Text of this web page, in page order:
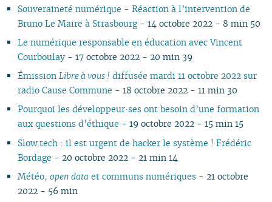
Souveraineté numérique - Réaction à l’intervention de
Bruno Le Maire à Strasbourg - 14 octobre 2022 - 8 min 50
Le numérique responsable en éducation avec Vincent
Courboulay - 17 octobre 2022 - 20 min 39
Émission Libre à vous ! diffusée mardi 11 octobre 2022 sur
radio Cause Commune - 18 octobre 2022 - 11 min 30
Pourquoi les développeur·ses ont besoin d’une formation
aux questions d’éthique - 19 octobre 2022 - 15 min 15
Slow.tech : il est urgent de hacker le système ! Frédéric
Bordage - 20 octobre 2022 - 21 min 14
Météo, open data et communs numériques- 21 octobre
2022 - 56 min